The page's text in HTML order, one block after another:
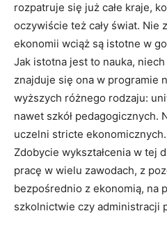
rozpatruje się już całe kraje,
oczywiście też cały świat. Nie
ekonomii wciąż są istotne w
Jak istotna jest to nauka,
znajduje się ona w programie
wyższych różnego rodzaju:
nawet szkół pedagogicznych.
uczelni stricte ekonomicznych.
Zdobycie wykształcenia w tej
pracę w wielu zawodach, z
bezpośrednio z ekonomią, na
szkolnictwie czy administracji